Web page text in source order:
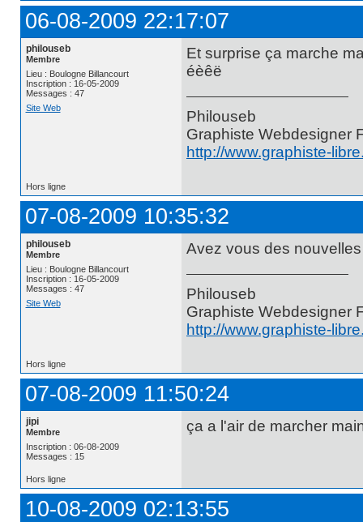
06-08-2009 22:17:07
philouseb
Membre
Lieu : Boulogne Billancourt
Inscription : 16-05-2009
Messages : 47
Site Web
Et surprise ça marche
éèêë
Philouseb
Graphiste Webdesigner
http://www.graphiste-
Hors ligne
07-08-2009 10:35:32
philouseb
Membre
Lieu : Boulogne Billancourt
Inscription : 16-05-2009
Messages : 47
Site Web
Avez vous des
Philouseb
Graphiste Webdesigner
http://www.graphiste-
Hors ligne
07-08-2009 11:50:24
jipi
Membre
Inscription : 06-08-2009
Messages : 15
ça a l'air de marcher
Hors ligne
10-08-2009 02:13:55